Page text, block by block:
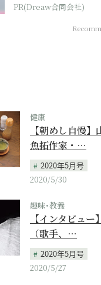
PR(Dreaw合同会社)
健康
【朝めし自慢
魚拓作家・…
2020年5月号
2020/5/30
趣味･教養
【インタビュ
（歌手、…
2020年5月号
2020/5/27